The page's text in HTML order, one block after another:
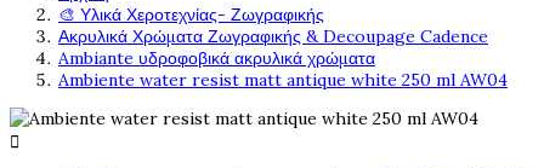
🎨 Υλικά Χεροτεχνίας- Ζωγραφικής
Ακρυλικά Χρώματα Ζωγραφικής & Decoupage Cadence
Ambiante υδροφοβικά ακρυλικά χρώματα
Ambiente water resist matt antique white 250 ml AW04
